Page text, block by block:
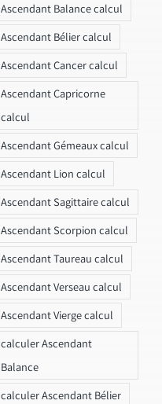
Ascendant Balance calcul
Ascendant Bélier calcul
Ascendant Cancer calcul
Ascendant Capricorne
calcul
Ascendant Gémeaux calcul
Ascendant Lion calcul
Ascendant Sagittaire calcul
Ascendant Scorpion calcul
Ascendant Taureau calcul
Ascendant Verseau calcul
Ascendant Vierge calcul
calculer Ascendant
Balance
calculer Ascendant Bélier